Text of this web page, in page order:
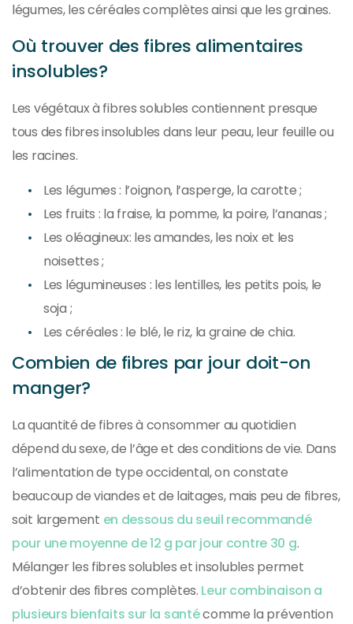
légumes, les céréales complètes ainsi que les graines.
Où trouver des fibres alimentaires
insolubles?
Les végétaux à fibres solubles contiennent presque
tous des fibres insolubles dans leur peau, leur feuille ou
les racines.
Les légumes : l’oignon, l’asperge, la carotte ;
Les fruits : la fraise, la pomme, la poire, l’ananas ;
Les oléagineux: les amandes, les noix et les
noisettes ;
Les légumineuses : les lentilles, les petits pois, le
soja ;
Les céréales : le blé, le riz, la graine de chia.
Combien de fibres par jour doit-on
manger?
La quantité de fibres à consommer au quotidien
dépend du sexe, de l’âge et des conditions de vie. Dans
l’alimentation de type occidental, on constate
beaucoup de viandes et de laitages, mais peu de fibres,
soit largement en dessous du seuil recommandé
pour une moyenne de 12 g par jour contre 30 g.
Mélanger les fibres solubles et insolubles permet
d’obtenir des fibres complètes. Leur combinaison a
plusieurs bienfaits sur la santécomme la prévention